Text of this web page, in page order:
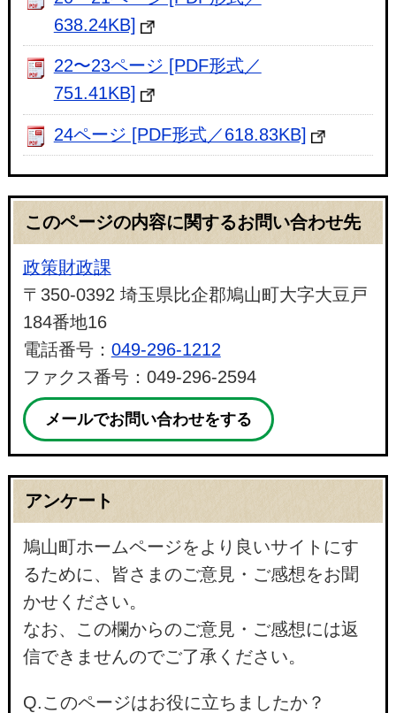
638.24KB]
22〜23ページ [PDF形式／
751.41KB]
24ページ [PDF形式／618.83KB]
このページの内容に関するお問い合わせ先
政策財政課
〒350-0392 埼玉県比企郡鳩山町大字大豆戸
184番地16
電話番号： 049-296-1212
ファクス番号：049-296-2594
メールでお問い合わせをする
アンケート
鳩山町ホームページをより良いサイトにす
るために、皆さまのご意見・ご感想をお聞
かせください。
なお、この欄からのご意見・ご感想には返
信できませんのでご了承ください。
Q.このページはお役に立ちましたか？